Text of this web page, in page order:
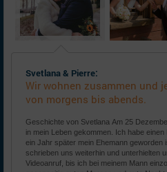
Svetlana & Pierre:
Wir wohnen zusammen und
von morgens bis abends.
Geschichte von Svetlana Am 25
in mein Leben gekommen. Ich habe
ein Jahr später mein Ehemann geworden
schrieben uns weiterhin und unterhielten
Videoanruf, bis ich bei meinem Mann